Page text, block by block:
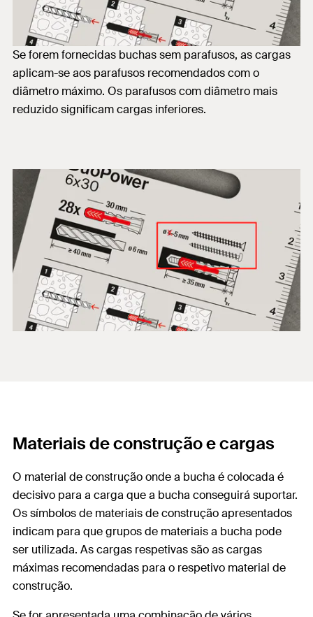
Se forem fornecidas buchas sem parafusos, as cargas
aplicam-se aos parafusos recomendados com o
diâmetro máximo. Os parafusos com diâmetro mais
reduzido significam cargas inferiores.
Materiais de construção e cargas
O material de construção onde a bucha é colocada é
decisivo para a carga que a bucha conseguirá suportar.
Os símbolos de materiais de construção apresentados
indicam para que grupos de materiais a bucha pode
ser utilizada. As cargas respetivas são as cargas
máximas recomendadas para o respetivo material de
construção.